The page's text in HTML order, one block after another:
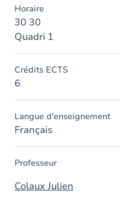
Horaire
30 30
Quadri 1
Crédits ECTS
6
Langue d'enseignement
Français
Professeur
Colaux Julien